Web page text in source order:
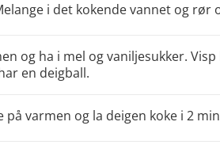
i det kokende vannet og rør
og ha i mel og vaniljesukker.
en deigball.
på varmen og la deigen koke i 2